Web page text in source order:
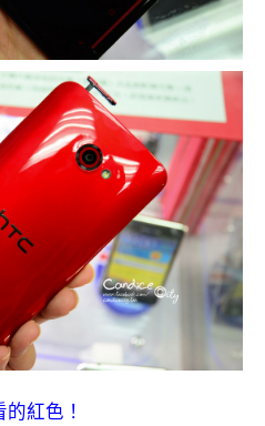
的紅色！